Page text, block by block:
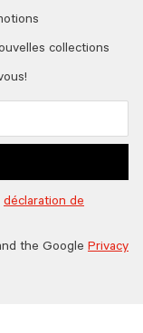
collections
déclaration de
the Google Privacy